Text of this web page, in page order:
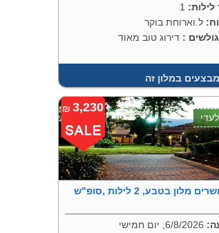
ל.וארוחת בוקר
גולשים : דירוג טוב מאוד
במלון זה
3,230
₪
מלון בטבע, 2 לילות ,סופ"ש